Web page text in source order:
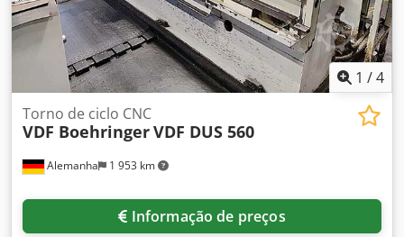
1 /4
Alemanha 1 953 km
Torno de ciclo CNC
VDF BoehringerVDF DUS 560
Informação de preços